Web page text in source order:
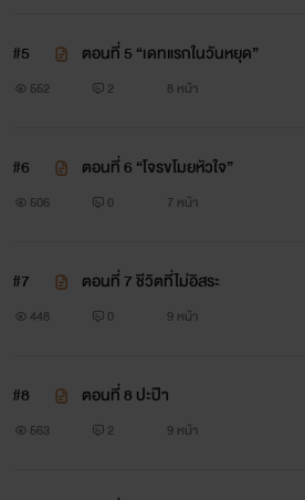
#5 ตอนที่ 5 “เดทแรกในวันหยุด”
552 2 8 หน้า
#6 ตอนที่ 6 “โจรขโมยหัวใจ”
506 0 7 หน้า
#7 ตอนที่ 7 ชีวิตที่ไม่อิสระ
448 0 9 หน้า
#8 ตอนที่ 8 ปะป๊า
563 2 9 หน้า